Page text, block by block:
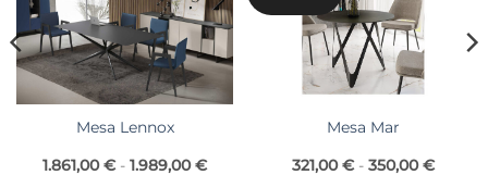
Mesa Lennox
1.861,00€ - 1.989,00€Rango
Mesa Mar
321,00€ - 350,00€Rango